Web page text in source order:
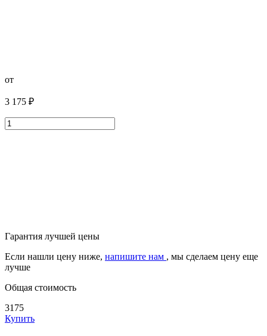
от
3 175 ₽
Гарантия лучшей цены
Если нашли цену ниже, напишите нам , мы сделаем цену еще
лучше
Общая стоимость
3175
Купить